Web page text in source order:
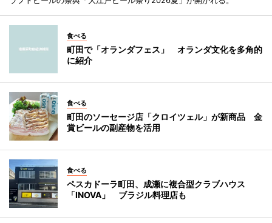
食べる
町田で「オランダフェス」 オランダ文化を多角的
に紹介
食べる
町田のソーセージ店「クロイツェル」が新商品 金
賞ビールの副産物を活用
食べる
ペスカドーラ町田、成瀬に複合型クラブハウス
「INOVA」 ブラジル料理店も